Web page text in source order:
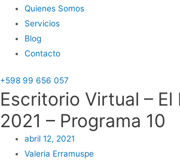
Quienes Somos
Servicios
Blog
Contacto
+598 99 656 057
Escritorio Virtual – El
2021 – Programa 10
abril 12, 2021
Valeria Erramuspe